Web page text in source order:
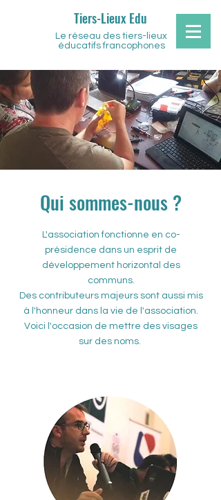
Tiers-Lieux Edu
Le réseau des tiers-lieux
éducatifs francophones
Qui sommes-nous ?
L'association fonctionne en co-
présidence dans un esprit de
développement horizontal des
communs.
Des contributeurs majeurs sont aussi mis
à l'honneur dans la vie de l'association.
Voici l'occasion de mettre des visages
sur des noms.